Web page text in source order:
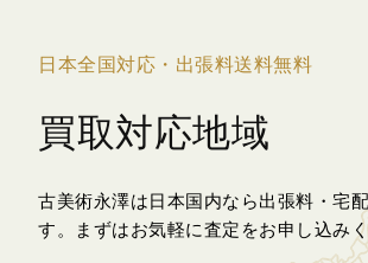
日本全国対応・出張料送料無料
買取対応地域
古美術永澤は日本国内なら出張料・宅
す。
まずはお気軽に査定をお申し込み